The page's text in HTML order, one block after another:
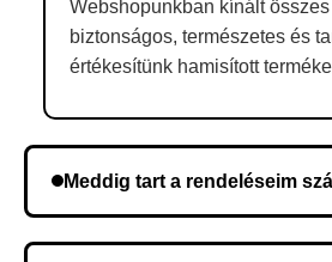
Webshopunkban kínált
biztonságos, természetes és
értékesítünk hamisított
Meddig tart a rendeléseim